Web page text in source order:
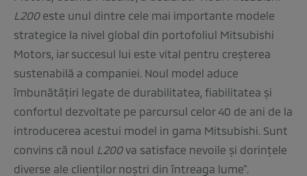
L200este unul dintre cele mai importante modele
strategice la nivel global din portofoliul Mitsubishi
Motors, iar succesul lui este vital pentru creşterea
sustenabilă a companiei. Noul model aduce
îmbunătăţiri legate de durabilitatea, fiabilitatea şi
confortul dezvoltate pe parcursul celor 40 de ani de la
introducerea acestui model in gama Mitsubishi. Sunt
convins că noul L200va satisface nevoile şi dorinţele
diverse ale clienţilor noştri din întreaga lume".